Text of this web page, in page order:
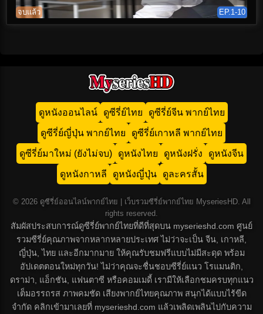
จบแล้ว EP.1-10
ดูหนังออนไลน์ ดูซีรี่ย์ไทย ดูซีรี่ย์จีน พากย์ไทย
ดูซีรี่ย์ญี่ปุ่น พากย์ไทย ดูซีรี่ย์เกาหลี พากย์ไทย
ดูซีรี่ย์มาใหม่ (ยังไม่จบ) ดูหนังไทย ดูหนังฝรั่ง ดูหนังจีน
ดูหนังกาหลี ดูหนังญี่ปุ่น ดูละครสั้น
© 2026 ดูซีรี่ย์ออนไลน์พากย์ไทย | เว็บรวมซีรี่ย์พากย์ไทย MyseriesHD. All
rights reserved.
สัมผัสประสบการณ์ดูซีรี่ย์พากย์ไทยที่ดีที่สุดบน myserieshd.com ศูนย์
รวมซีรี่ย์คุณภาพจากหลากหลายประเทศ ไม่ว่าจะเป็น จีน, เกาหลี,
ญี่ปุ่น, ไทย และอีกมากมาย ให้คุณรับชมฟรีแบบไม่มีสะดุด พร้อม
อัปเดตตอนใหม่ทุกวัน! ไม่ว่าคุณจะชื่นชอบซีรี่ย์แนว โรแมนติก,
ดราม่า, แอ็กชัน, แฟนตาซี หรือคอมเมดี้ เรามีให้เลือกชมครบทุกแนว
เต็มอรรถรส ภาพคมชัด เสียงพากย์ไทยคุณภาพ สนุกได้แบบไร้ขีด
จำกัด คลิกเข้ามาเลยที่ myserieshd.com แล้วเพลิดเพลินไปกับความ